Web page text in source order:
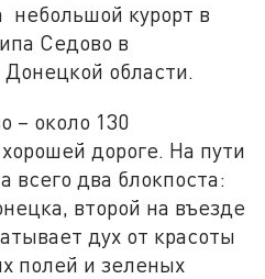
небольшой курорт в
Седово в
области.
– около 130
дороге. На пути
всего два блокпоста:
второй на въезде
дух от красоты
полей и зеленых